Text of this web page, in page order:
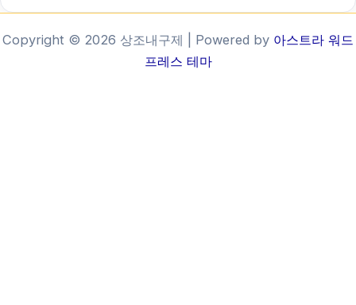
Copyright © 2026 상조내구제 | Powered by 아스트라 워드
프레스 테마